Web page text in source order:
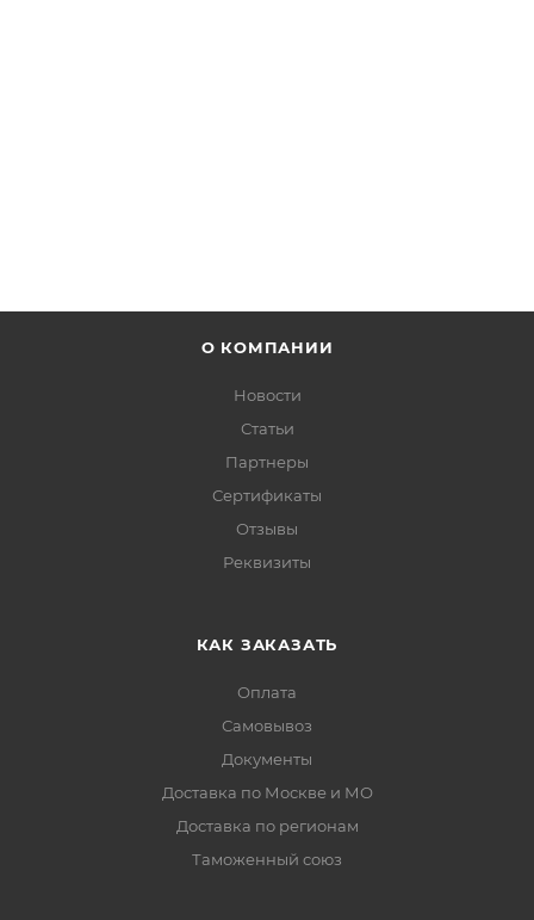
О КОМПАНИИ
Новости
Статьи
Партнеры
Сертификаты
Отзывы
Реквизиты
КАК ЗАКАЗАТЬ
Оплата
Самовывоз
Документы
Доставка по Москве и МО
Доставка по регионам
Таможенный союз